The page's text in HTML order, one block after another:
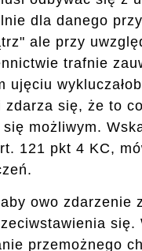
dla danego
ale przy
trafnie
ujęciu
się, że to
się możliwym.
121 pkt 4 KC,
owo zdarzenie
przemożnego